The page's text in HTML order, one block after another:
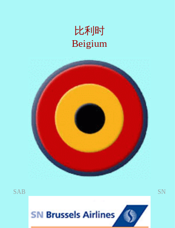
比利时
Beigium
SAB SN